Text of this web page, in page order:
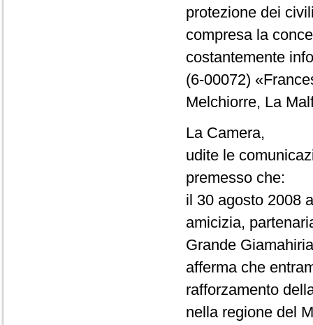
protezione dei
compresa la
costantemente
(6-00072)
Melchiorre, La
La Camera,
udite le
premesso che:
il 30 agosto 2008
amicizia,
Grande
afferma che
rafforzamento
nella regione del